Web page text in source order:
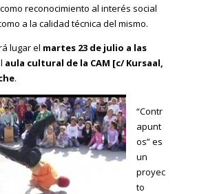
reconocimiento al interés social
a la calidad técnica del mismo.
lugar el martes 23 de julio a las
aula cultural de la CAM [c/ Kursaal,
.
“Contr
apunt
os” es
un
proyec
to